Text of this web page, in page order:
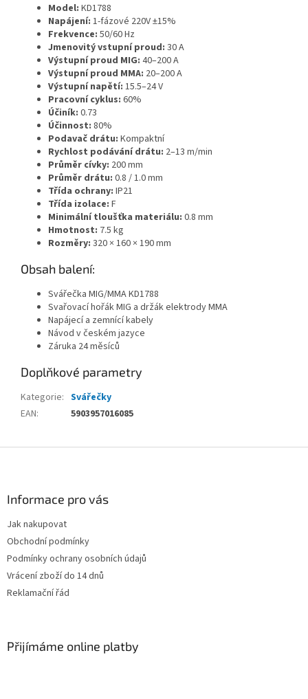
Model: KD1788
Napájení: 1-fázové 220V ±15%
Frekvence: 50/60 Hz
Jmenovitý vstupní proud: 30 A
Výstupní proud MIG: 40–200 A
Výstupní proud MMA: 20–200 A
Výstupní napětí: 15.5–24 V
Pracovní cyklus: 60%
Účiník: 0.73
Účinnost: 80%
Podavač drátu: Kompaktní
Rychlost podávání drátu: 2–13 m/min
Průměr cívky: 200 mm
Průměr drátu: 0.8 / 1.0 mm
Třída ochrany: IP21
Třída izolace: F
Minimální tloušťka materiálu: 0.8 mm
Hmotnost: 7.5 kg
Rozměry: 320 × 160 × 190 mm
Obsah balení:
Svářečka MIG/MMA KD1788
Svařovací hořák MIG a držák elektrody MMA
Napájecí a zemnící kabely
Návod v českém jazyce
Záruka 24 měsíců
Doplňkové parametry
Kategorie: Svářečky
EAN: 5903957016085
Informace pro vás
Jak nakupovat
Obchodní podmínky
Podmínky ochrany osobních údajů
Vrácení zboží do 14 dnů
Reklamační řád
Přijímáme online platby